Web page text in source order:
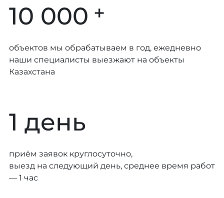
10 000 +
объектов мы обрабатываем в год, ежедневно
наши специалисты выезжают на объекты
Казахстана
1 день
приём заявок круглосуточно,
выезд на следующий день, среднее время работ
— 1 час